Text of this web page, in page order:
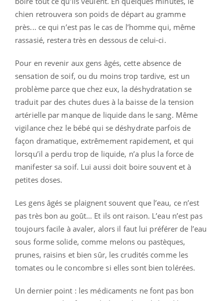
chien retrouvera son poids de départ au gramme
près... ce qui n’est pas le cas de l’homme qui, même
rassasié, restera très en dessous de celui-ci.
Pour en revenir aux gens âgés, cette absence de
sensation de soif, ou du moins trop tardive, est un
problème parce que chez eux, la déshydratation se
traduit par des chutes dues à la baisse de la tension
artérielle par manque de liquide dans le sang. Même
vigilance chez le bébé qui se déshydrate parfois de
façon dramatique, extrêmement rapidement, et qui
lorsqu’il a perdu trop de liquide, n’a plus la force de
manifester sa soif. Lui aussi doit boire souvent et à
petites doses.
Les gens âgés se plaignent souvent que l’eau, ce n’est
pas très bon au goût… Et ils ont raison. L’eau n’est pas
toujours facile à avaler, alors il faut lui préférer de l’eau
sous forme solide, comme melons ou pastèques,
prunes, raisins et bien sûr, les crudités comme les
tomates ou le concombre si elles sont bien tolérées.
Un dernier point : les médicaments ne font pas bon